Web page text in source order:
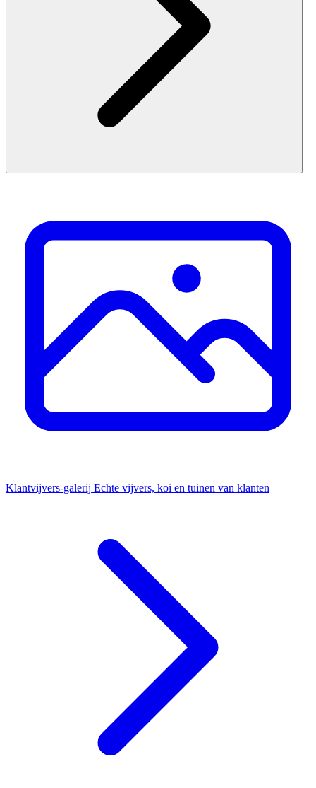
Klantvijvers-galerij Echte vijvers, koi en tuinen van klanten